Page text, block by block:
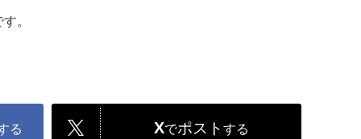
。
る Xでポスト する